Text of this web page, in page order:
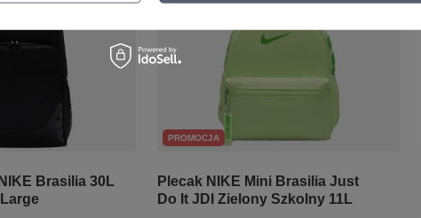
Brasilia 30L
PROMOCJA
Plecak NIKE Mini Brasilia Just
Do It JDI Zielony Szkolny 11L